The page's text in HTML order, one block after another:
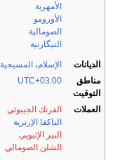
الأمهرية
الأورومو
الصومالية
التيگارنية
الديانات الإسلام، المسيحية
مناطق
التوقيت
UTC+03:00
العملات
الفرنك الجيبوتي
الناكفا الإرترية
البير الإثيوپي
الشلن الصومالي